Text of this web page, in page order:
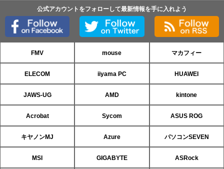
公式アカウントをフォローして最新情報を手に入れよう
FMV mouse マカフィー
ELECOM iiyama PC HUAWEI
JAWS-UG AMD kintone
Acrobat Sycom ASUS ROG
キヤノンMJ Azure パソコンSEVEN
MSI GIGABYTE ASRock